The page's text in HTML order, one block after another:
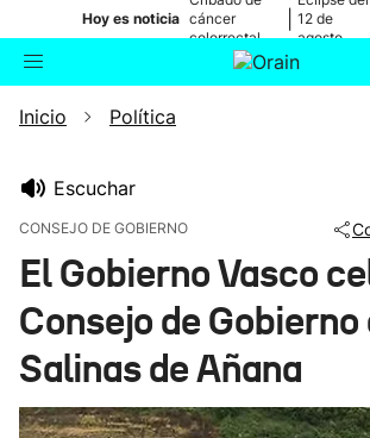
Hoy es noticia cáncer
colorrectal
12 de
agosto
Buscador
Ikusmiran
Eguraldia
Inicio Política
Escuchar
CONSEJO DE GOBIERNO
El Gobierno Vasco
Consejo de Gobierno
Salinas de Añana